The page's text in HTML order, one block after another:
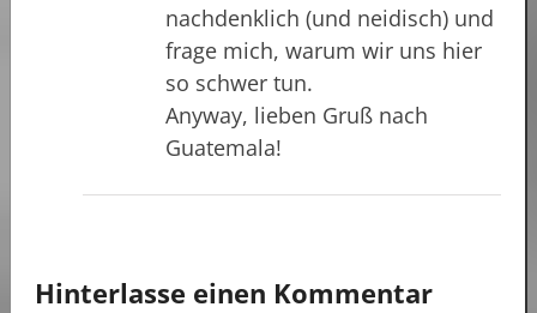
nachdenklich (und neidisch) und
frage mich, warum wir uns hier
so schwer tun.
Anyway, lieben Gruß nach
Guatemala!
Hinterlasse einen Kommentar